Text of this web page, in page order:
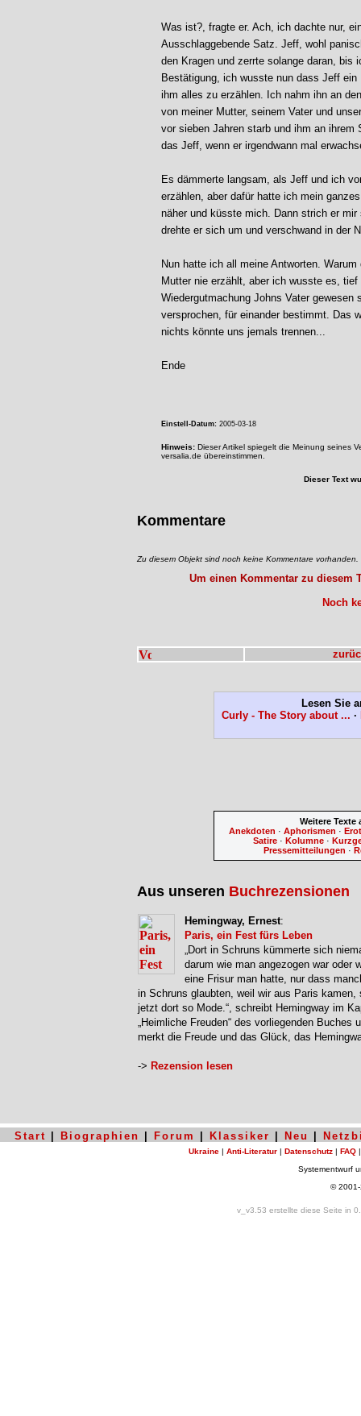
Was ist?, fragte er. Ach, ich dachte nur,
Ausschlaggebende Satz. Jeff, wohl
den Kragen und zerrte solange daran,
Bestätigung, ich wusste nun dass Jeff
ihm alles zu erzählen. Ich nahm ihn an
von meiner Mutter, seinem Vater und
vor sieben Jahren starb und ihm an
das Jeff, wenn er irgendwann mal
Es dämmerte langsam, als Jeff und ich
erzählen, aber dafür hatte ich mein
näher und küsste mich. Dann strich er
drehte er sich um und verschwand in der
Nun hatte ich all meine Antworten.
Mutter nie erzählt, aber ich wusste es,
Wiedergutmachung Johns Vater
versprochen, für einander bestimmt. Das
nichts könnte uns jemals trennen...
Ende
Einstell-Datum: 2005-03-18
Hinweis: Dieser Artikel spiegelt die Meinung seines
versalia.de übereinstimmen.
Dieser Text
Kommentare
Zu diesem Objekt sind noch keine Kommentare vorhanden.
Um einen Kommentar zu diesem
Noch
Lesen Sie
Curly - The Story about ... ·
Weitere
Anekdoten ·Aphorismen ·
Satire ·Kolumne ·
Pressemitteilungen ·
Aus unseren Buchrezensionen
Hemingway, Ernest:
Paris, ein Fest fürs Leben
„Dort in Schruns kümmerte sich
darum wie man angezogen war oder
eine Frisur man hatte, nur dass
in Schruns glaubten, weil wir aus Paris kamen,
jetzt dort so Mode.“, schreibt Hemingway im
„Heimliche Freuden“ des vorliegenden Buches
merkt die Freude und das Glück, das
-> Rezension lesen
Start Biographien Forum Klassiker Neu
Ukraine | Anti-Literatur | Datenschutz | FAQ
Systementwurf
©
v_v3.53 erstellte diese Seite in